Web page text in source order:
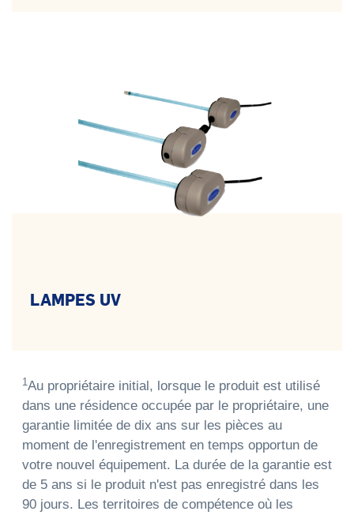
LAMPES UV
1Au propriétaire initial, lorsque le produit est utilisé
dans une résidence occupée par le propriétaire, une
garantie limitée de dix ans sur les pièces au
moment de l'enregistrement en temps opportun de
votre nouvel équipement. La durée de la garantie est
de 5 ans si le produit n'est pas enregistré dans les
90 jours. Les territoires de compétence où les